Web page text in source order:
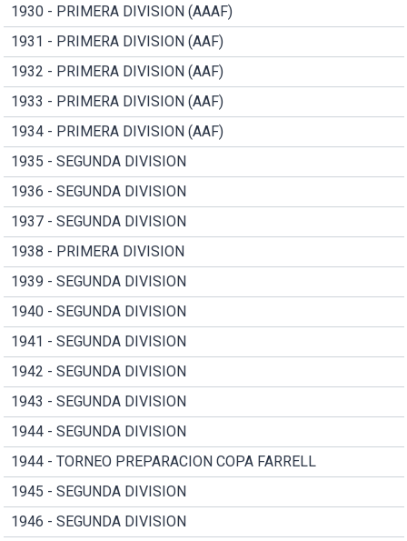
1930 - PRIMERA DIVISION (AAAF)
1931 - PRIMERA DIVISION (AAF)
1932 - PRIMERA DIVISION (AAF)
1933 - PRIMERA DIVISION (AAF)
1934 - PRIMERA DIVISION (AAF)
1935 - SEGUNDA DIVISION
1936 - SEGUNDA DIVISION
1937 - SEGUNDA DIVISION
1938 - PRIMERA DIVISION
1939 - SEGUNDA DIVISION
1940 - SEGUNDA DIVISION
1941 - SEGUNDA DIVISION
1942 - SEGUNDA DIVISION
1943 - SEGUNDA DIVISION
1944 - SEGUNDA DIVISION
1944 - TORNEO PREPARACION COPA FARRELL
1945 - SEGUNDA DIVISION
1946 - SEGUNDA DIVISION